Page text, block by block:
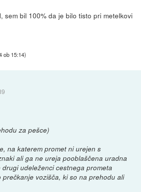
sem bil 100% da je bilo tisto pri metelkovi
ob 15:14)
za pešce)
na katerem promet ni urejen s
ali ga ne ureja pooblaščena uradna
udeleženci cestnega prometa
prečkanje vozišča, ki so na prehodu ali